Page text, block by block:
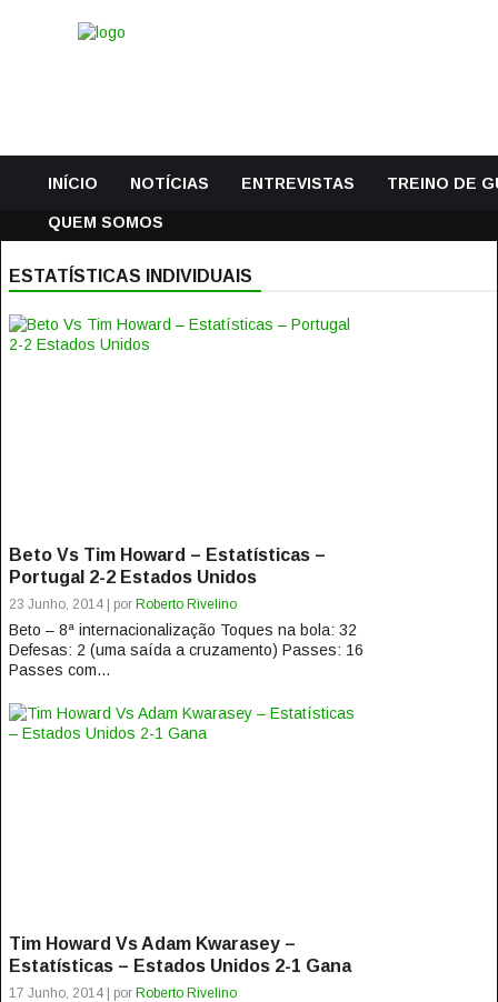
INÍCIO NOTÍCIAS ENTREVISTAS TREINO DE
QUEM SOMOS
ESTATÍSTICAS INDIVIDUAIS
Beto Vs Tim Howard – Estatísticas –
Portugal 2-2 Estados Unidos
23 Junho, 2014 | por Roberto Rivelino
Beto – 8ª internacionalização Toques na bola: 32
Defesas: 2 (uma saída a cruzamento) Passes: 16
Passes com...
Tim Howard Vs Adam Kwarasey –
Estatísticas – Estados Unidos 2-1 Gana
17 Junho, 2014 | por Roberto Rivelino